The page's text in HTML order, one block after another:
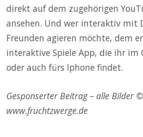
direkt auf dem zugehörigen
ansehen. Und wer interaktiv mit
Freunden agieren möchte, dem
interaktive Spiele App, die ihr im
oder auch fürs Iphone findet.
Gesponserter Beitrag – alle Bilder ©
www.fruchtzwerge.de